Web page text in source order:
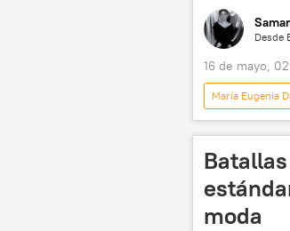
Desde
16 de mayo,
María Eugenia
Ecuador
moda